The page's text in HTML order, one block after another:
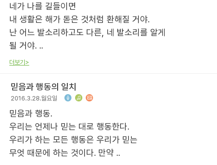
네가 나를 길들이면
내 생활은 해가 돋은 것처럼 환해질 거야.
난 어느 발소리하고도 다른, 네 발소리를 알게
될 거야. ..
더보기>
믿음과 행동의 일치
2016.3.28.월요일
믿음과 행동.
우리는 언제나 믿는 대로 행동한다.
우리가 하는 모든 행동은 우리가 믿는
무엇 때문에 하는 것이다. 만약 ..